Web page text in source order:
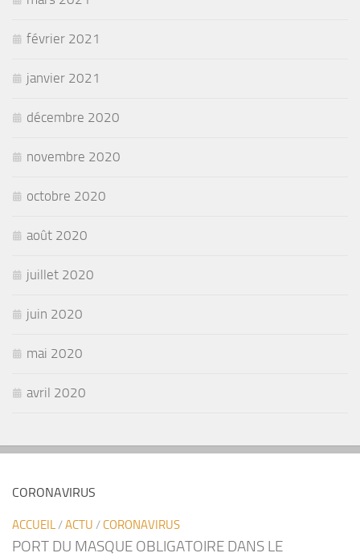
février 2021
janvier 2021
décembre 2020
novembre 2020
octobre 2020
août 2020
juillet 2020
juin 2020
mai 2020
avril 2020
CORONAVIRUS
ACCUEIL/ACTU / CORONAVIRUS
PORT DU MASQUE OBLIGATOIRE DANS LE